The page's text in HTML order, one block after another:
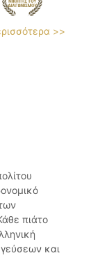
>>
πιάτο
και